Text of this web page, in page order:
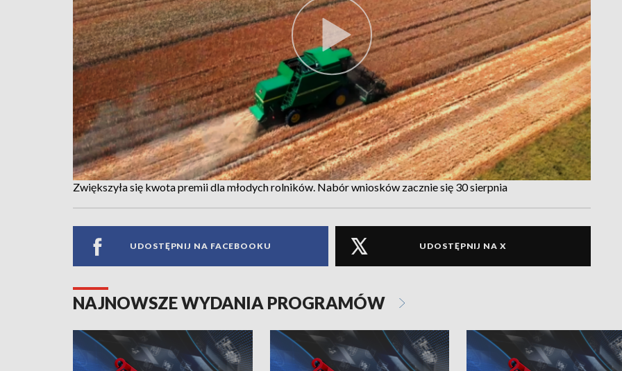
Zwiększyła się kwota premii dla młodych rolników. Nabór wniosków zacznie się 30 sierpnia
UDOSTĘPNIJ NA FACEBOOKU UDOSTĘPNIJ NA X
NAJNOWSZE WYDANIA PROGRAMÓW